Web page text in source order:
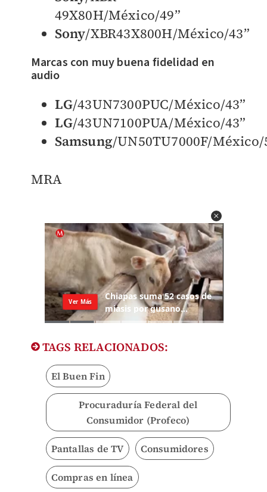
49X80H/México/49”
Sony/XBR43X800H/México/43”
Marcas con muy buena fidelidad en
audio
LG/43UN7300PUC/México/43”
LG/43UN7100PUA/México/43”
Samsung/UN50TU7000F/México/
MRA
TAGS RELACIONADOS:
El Buen Fin
Procuraduría Federal del
Consumidor (Profeco)
Pantallas de TV Consumidores
Compras en línea